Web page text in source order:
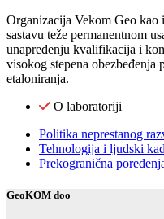
Organizacija Vekom Geo
sastavu teže permanentnom
unapređenju kvalifikacija i
visokog stepena obezbeđenja
etaloniranja.
O laboratoriji
Politika neprestanog
Tehnologija i ljudski
Prekogranična
GeoKOM doo